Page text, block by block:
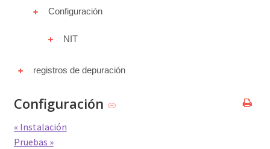
Configuración
NIT
registros de depuración
Configuración
« Instalación
Pruebas »